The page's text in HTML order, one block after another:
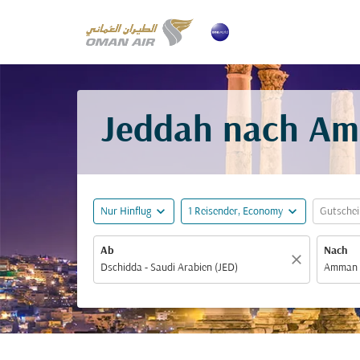
Jeddah nach
Nur Hinflug expand_more 1 Reisender, Economy expand_more
Ab
close
Nach